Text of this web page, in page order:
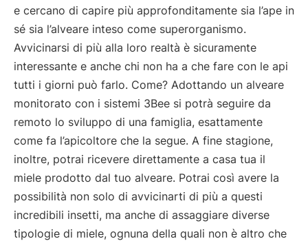
e cercano di capire più approfonditamente sia l’ape in
sé sia l’alveare inteso come superorganismo.
Avvicinarsi di più alla loro realtà è sicuramente
interessante e anche chi non ha a che fare con le api
tutti i giorni può farlo. Come? Adottando un alveare
monitorato con i sistemi 3Bee si potrà seguire da
remoto lo sviluppo di una famiglia, esattamente
come fa l’apicoltore che la segue. A fine stagione,
inoltre, potrai ricevere direttamente a casa tua il
miele prodotto dal tuo alveare. Potrai così avere la
possibilità non solo di avvicinarti di più a questi
incredibili insetti, ma anche di assaggiare diverse
tipologie di miele, ognuna della quali non è altro che